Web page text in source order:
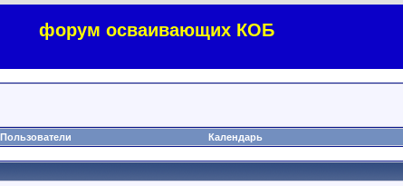
форум осваивающих КОБ
Пользователи Календарь